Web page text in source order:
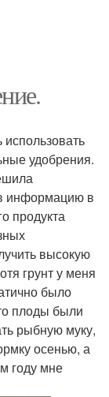
удобрения.
информацию в
продукта
высокую
грунт у меня
было
плоды были
рыбную муку,
осенью, а
году мне